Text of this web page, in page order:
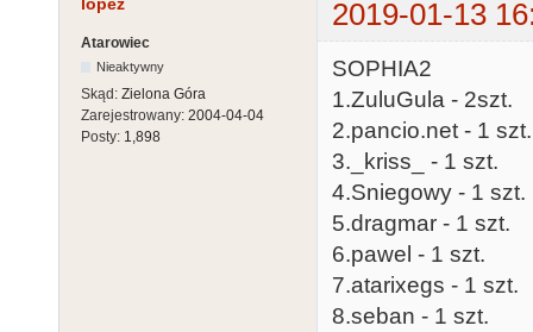
2019-01-13
Atarowiec
Nieaktywny
Skąd: Zielona Góra
Zarejestrowany: 2004-04-04
Posty: 1,898
SOPHIA2
1.ZuluGula - 2szt.
2.pancio.net - 1 szt.
3._kriss_ - 1 szt.
4.Sniegowy - 1 szt.
5.dragmar - 1 szt.
6.pawel - 1 szt.
7.atarixegs - 1 szt.
8.seban - 1 szt.